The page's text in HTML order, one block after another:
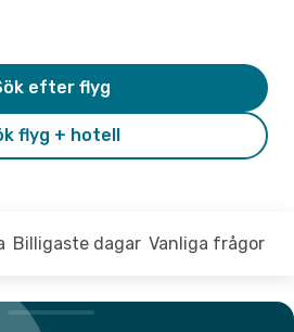
flyg + hotell
efter flyg
Billigaste dagar Vanliga frågor